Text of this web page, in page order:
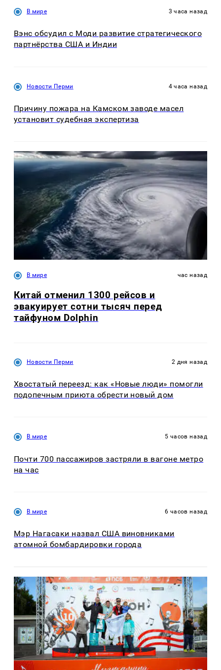
В мире 3 часа назад
Вэнс обсудил с Моди развитие стратегического
партнёрства США и Индии
Новости Перми 4 часа назад
Причину пожара на Камском заводе масел
установит судебная экспертиза
В мире час назад
Китай отменил 1300 рейсов и
эвакуирует сотни тысяч перед
тайфуном Dolphin
Новости Перми 2 дня назад
Хвостатый переезд: как «Новые люди» помогли
подопечным приюта обрести новый дом
В мире 5 часов назад
Почти 700 пассажиров застряли в вагоне метро
на час
В мире 6 часов назад
Мэр Нагасаки назвал США виновниками
атомной бомбардировки города